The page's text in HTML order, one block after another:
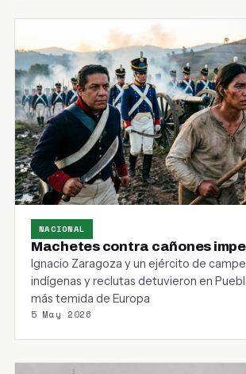
NACIONAL
Machetes contra cañones
Ignacio Zaragoza y un ejército de
indígenas y reclutas detuvieron en
más temida de Europa
5 May 2026